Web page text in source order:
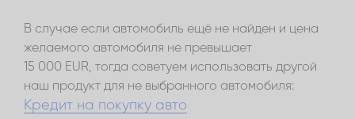
В случае если автомобиль ещё не найден и цена
желаемого автомобиля не превышает
15 000 EUR, тогда советуем использовать другой
наш продукт для не выбранного автомобиля:
Кредит на покупку авто